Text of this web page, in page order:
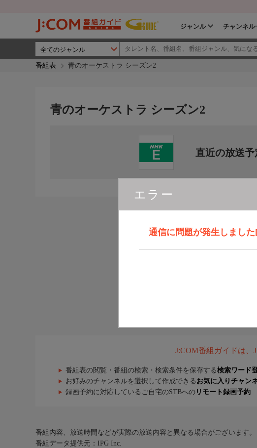
ジャンル チャンネル
番組表 青のオーケストラ シーズン2
エラー
通信に問題が発生しまし
青のオーケストラ シーズン2
直近の放送
J:COM番組ガイドは、
番組表の閲覧・番組の検索・検索条件を保存する検索ワード
お好みのチャンネルを選択して作成できる お気に入りチャン
録画予約に対応しているご自宅のSTBへの リモート録画予約
番組内容、放送時間などが実際の放送内容と異なる場合がございます。
番組データ提供元：IPG Inc.